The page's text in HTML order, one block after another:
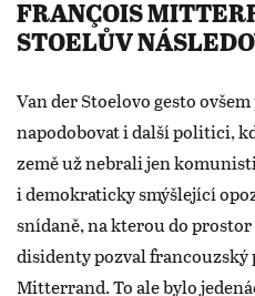
FRANÇOIS
STOELŮV
Van der Stoelovo gesto
napodobovat i další politici,
země už nebrali jen
i demokraticky smýšlející
snídaně, na kterou do
disidenty pozval
Mitterrand. To ale bylo